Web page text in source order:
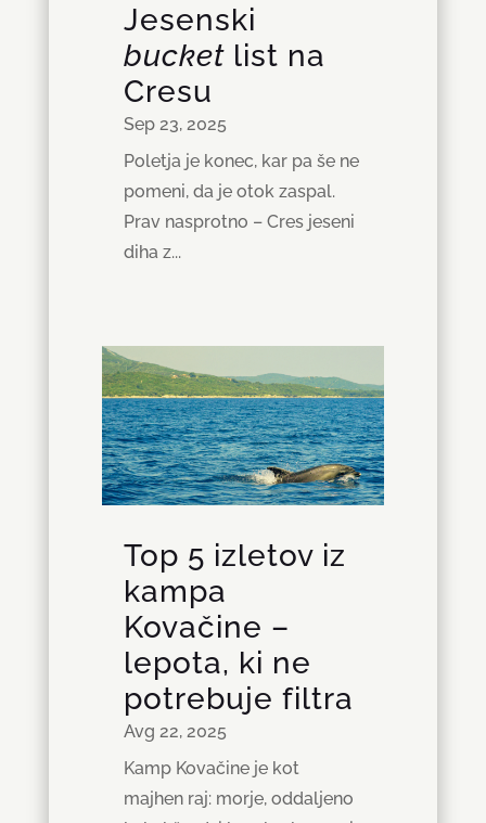
Jesenski
bucketlist na
Cresu
Sep 23, 2025
Poletja je konec, kar pa še ne
pomeni, da je otok zaspal.
Prav nasprotno – Cres jeseni
diha z...
Top 5 izletov iz
kampa
Kovačine –
lepota, ki ne
potrebuje filtra
Avg 22, 2025
Kamp Kovačine je kot
majhen raj: morje, oddaljeno